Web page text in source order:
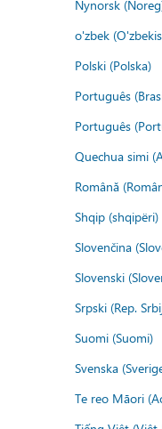
Nynorsk
o'zbek
Polski (Polska)
Português
Português
Quechua simi
Română
Shqip (shqipëri)
Slovenčina
Slovenski
Srpski (Rep.
Suomi (Suomi)
Svenska
Te reo Māori